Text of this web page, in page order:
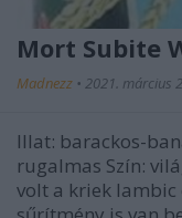
Mort Subite
Madnezz • 2021. március
Illat: barackos-
rugalmas Szín:
volt a kriek lambic